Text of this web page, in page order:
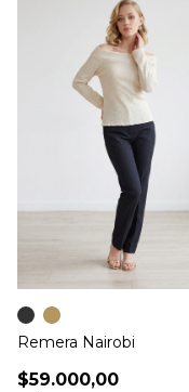
Remera Nairobi
$59.000,00